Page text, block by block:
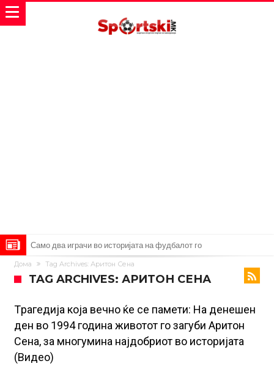
Само два играчи во историјата на фудбалот го
направиле„невозможното“: Едниот е Меси, знаете ли кој е
Атлетико Мадрид презема (не)очекуван потег!
Истината излезе на виделина: Родри како никој никогаш го понижи
Реал, подобро да не доаѓа во Мадрид!
Пресврт во трансферот на Ромеро? Интер нема доволно
средства, Атлетико ја следи ситуацијата
ГОТОВО Е! Челси носи нов лев бек – трансфер вреден 21 милион
евра
Рафаел Леао со нова понуда од Турција
Дома Tag Archives: Аритон Сена
TAG ARCHIVES: АРИТОН СЕНА
Tрагедија која вечно ќе се памети: На денешен
ден во 1994 година животот го загуби Аритон
Сена, за многумина најдобриот во историјата
(Видео)